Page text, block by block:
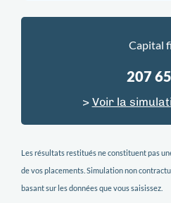
Capital
207
> Voir la
Les résultats restitués ne constituent pas
de vos placements. Simulation non
basant sur les données que vous saisissez.